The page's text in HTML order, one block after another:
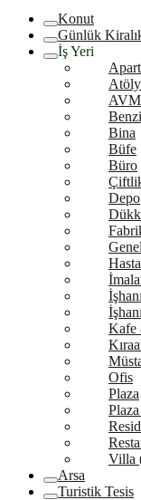
Konut
Günlük
İş Yeri
AVM
Bina
Büfe
Büro
Depo
Genel
İşhanı
Kafe
Ofis
Plaza
Villa
Arsa
Turistik Tesis